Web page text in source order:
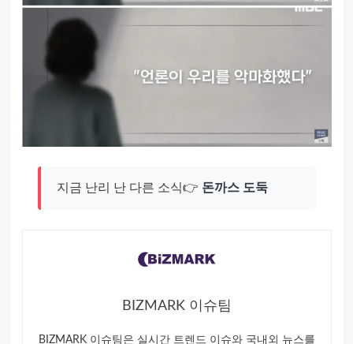
지금 난리 난 다른 소식👉 돈까스 도둑
BIZMARK 이슈팀
BIZMARK 이슈팀은 실시간 트렌드 이슈와 국내외 뉴스를